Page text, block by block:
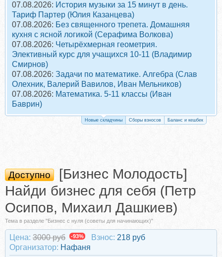
07.08.2026: История музыки за 15 минут в день.
Тариф Партер (Юлия Казанцева)
07.08.2026: Без священного трепета. Домашняя
кухня с ясной логикой (Серафима Волкова)
07.08.2026: Четырёхмерная геометрия.
Элективный курс для учащихся 10-11 (Владимир
Смирнов)
07.08.2026: Задачи по математике. Алгебра (Слав
Олехник, Валерий Вавилов, Иван Мельников)
07.08.2026: Математика. 5-11 классы (Иван
Баврин)
Новые складчины Сборы взносов Баланс и кешбек
Доступно
[Бизнес Молодость]
Найди бизнес для себя (Петр
Осипов, Михаил Дашкиев)
Тема в разделе "Бизнес с нуля (советы для начинающих)"
Цена: 3000 руб -93% Взнос: 218 руб
Организатор: Нафаня